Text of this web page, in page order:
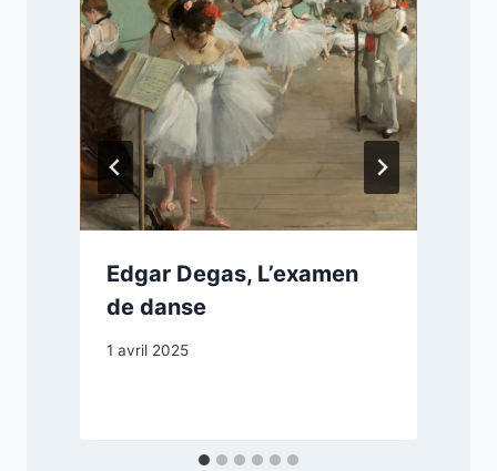
Edgar Degas, L’examen
de danse
1 avril 2025